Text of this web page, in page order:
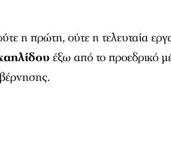
η πρώτη, ούτε η τελευταία
έξω από το προεδρικό